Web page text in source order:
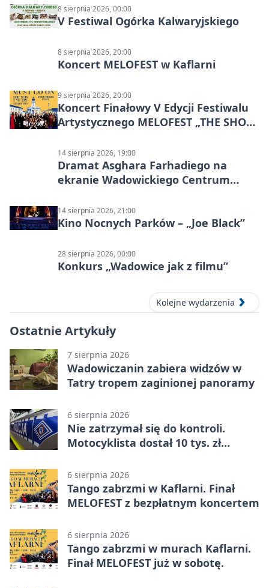
8 sierpnia 2026, 00:00
V Festiwal Ogórka Kalwaryjskiego
8 sierpnia 2026, 20:00
Koncert MELOFEST w Kaflarni
9 sierpnia 2026, 20:00
Koncert Finałowy V Edycji Festiwalu
Artystycznego MELOFEST „THE SHOW
14 sierpnia 2026, 19:00
Dramat Asghara Farhadiego na
ekranie Wadowickiego Centrum
14 sierpnia 2026, 21:00
Kino Nocnych Parków – „Joe Black”
28 sierpnia 2026, 00:00
Konkurs „Wadowice jak z filmu”
Kolejne wydarzenia
Ostatnie Artykuły
7 sierpnia 2026
Wadowiczanin zabiera widzów w
Tatry tropem zaginionej panoramy
6 sierpnia 2026
Nie zatrzymał się do kontroli.
Motocyklista dostał 10 tys. zł
6 sierpnia 2026
Tango zabrzmi w Kaflarni. Finał
MELOFEST z bezpłatnym koncertem
6 sierpnia 2026
Tango zabrzmi w murach Kaflarni.
Finał MELOFEST już w sobotę.